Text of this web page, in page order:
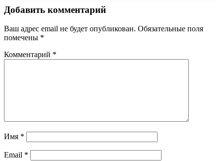
Добавить комментарий
Ваш адрес email не будет опубликован. Обязательные поля
помечены *
Комментарий *
Имя *
Email *